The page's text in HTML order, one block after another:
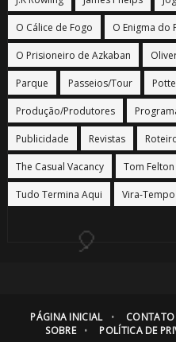
O Cálice de Fogo O Enigma do
O Prisioneiro de Azkaban
Parque Passeios/Tour
Produção/Produtores
Publicidade Revistas
The Casual Vacancy Tom Felton
Tudo Termina Aqui Vira-Tempo
PÁGINA INICIAL CONTATO
SOBRE
POLÍTICA DE
1️⃣ 8️⃣